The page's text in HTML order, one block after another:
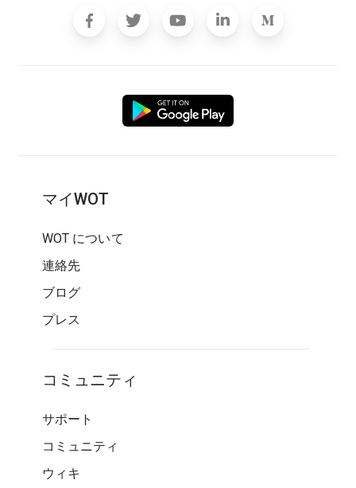
マイWOT
WOT について
連絡先
ブログ
プレス
コミュニティ
サポート
コミュニティ
ウィキ